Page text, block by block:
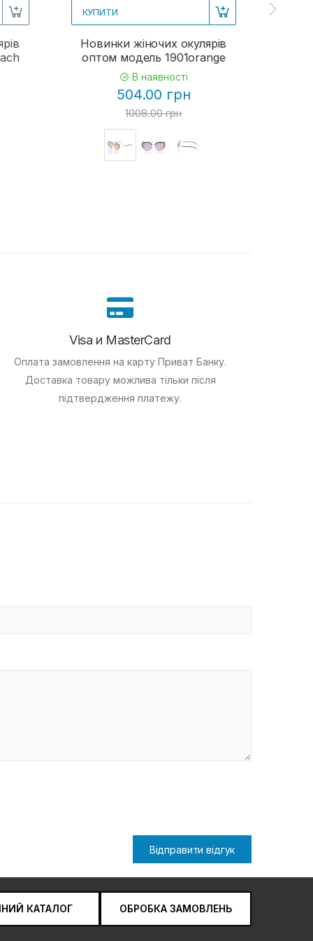
КУПИТИ
Новинки жіночих окулярів
оптом модель 1901orange
В наявності
504.00 грн
1008.00 грн
Visa и MasterCard
Оплата замовлення на карту Приват Банку.
Доставка товару можлива тільки після
підтвердження платежу.
Відправити відгук
КАТАЛОГ ОБРОБКА ЗАМОВЛЕНЬ